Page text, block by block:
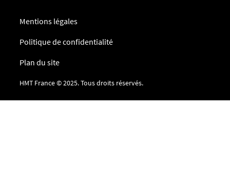
Mentions légales
Politique de confidentialité
Plan du site
HMT France © 2025. Tous droits réservés.